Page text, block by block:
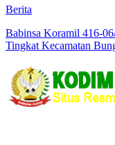
Berita
Babinsa Koramil 416-
Tingkat Kecamatan